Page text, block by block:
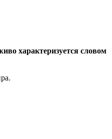
характеризуется словом